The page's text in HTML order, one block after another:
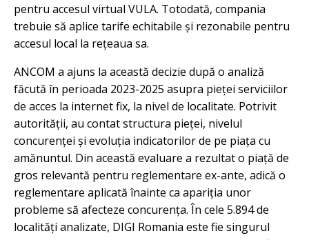
pentru accesul virtual VULA. Totodată, compania
trebuie să aplice tarife echitabile și rezonabile pentru
accesul local la rețeaua sa.
ANCOM a ajuns la această decizie după o analiză
făcută în perioada 2023-2025 asupra pieței serviciilor
de acces la internet fix, la nivel de localitate. Potrivit
autorității, au contat structura pieței, nivelul
concurenței și evoluția indicatorilor de pe piața cu
amănuntul. Din această evaluare a rezultat o piață de
gros relevantă pentru reglementare ex-ante, adică o
reglementare aplicată înainte ca apariția unor
probleme să afecteze concurența. În cele 5.894 de
localități analizate, DIGI Romania este fie singurul